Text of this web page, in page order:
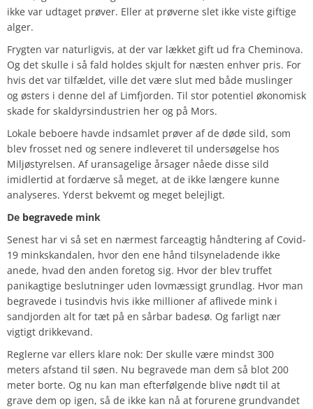
ikke var udtaget prøver. Eller at prøverne slet ikke viste giftige
alger.
Frygten var naturligvis, at der var lækket gift ud fra Cheminova.
Og det skulle i så fald holdes skjult for næsten enhver pris. For
hvis det var tilfældet, ville det være slut med både muslinger
og østers i denne del af Limfjorden. Til stor potentiel økonomisk
skade for skaldyrsindustrien her og på Mors.
Lokale beboere havde indsamlet prøver af de døde sild, som
blev frosset ned og senere indleveret til undersøgelse hos
Miljøstyrelsen. Af uransagelige årsager nåede disse sild
imidlertid at fordærve så meget, at de ikke længere kunne
analyseres. Yderst bekvemt og meget belejligt.
De begravede mink
Senest har vi så set en nærmest farceagtig håndtering af Covid-
19 minkskandalen, hvor den ene hånd tilsyneladende ikke
anede, hvad den anden foretog sig. Hvor der blev truffet
panikagtige beslutninger uden lovmæssigt grundlag. Hvor man
begravede i tusindvis hvis ikke millioner af aflivede mink i
sandjorden alt for tæt på en sårbar badesø. Og farligt nær
vigtigt drikkevand.
Reglerne var ellers klare nok: Der skulle være mindst 300
meters afstand til søen. Nu begravede man dem så blot 200
meter borte. Og nu kan man efterfølgende blive nødt til at
grave dem op igen, så de ikke kan nå at forurene grundvandet